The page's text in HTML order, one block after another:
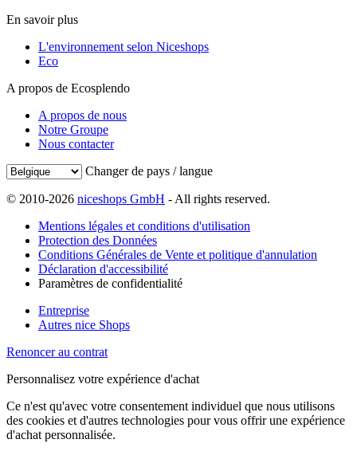
En savoir plus
L'environnement selon Niceshops
Eco
A propos de Ecosplendo
A propos de nous
Notre Groupe
Nous contacter
Changer de pays / langue
© 2010-2026 niceshops GmbH - All rights reserved.
Mentions légales et conditions d'utilisation
Protection des Données
Conditions Générales de Vente et politique d'annulation
Déclaration d'accessibilité
Paramètres de confidentialité
Entreprise
Autres nice Shops
Renoncer au contrat
Personnalisez votre expérience d'achat
Ce n'est qu'avec votre consentement individuel que nous utilisons
des cookies et d'autres technologies pour vous offrir une expérience
d'achat personnalisée.